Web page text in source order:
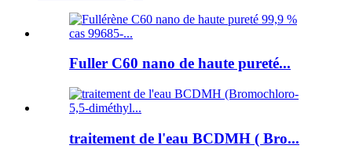
Fuller C60 nano de haute pureté...
traitement de l'eau BCDMH ( Bro...